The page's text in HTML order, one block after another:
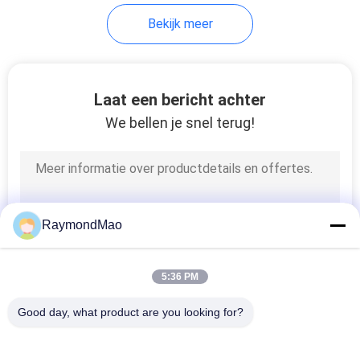
Onderdelen voor het
lassen
Bekijk meer
Laat een bericht achter
We bellen je snel terug!
RaymondMao
5:36 PM
Good day, what product are you looking for?